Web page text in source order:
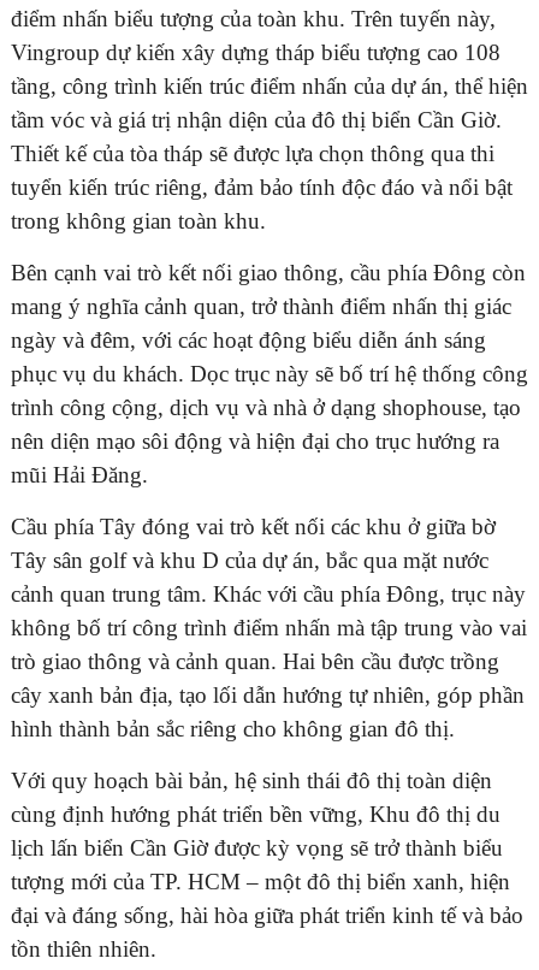
điểm nhấn biểu tượng của toàn khu. Trên tuyến này,
Vingroup dự kiến xây dựng tháp biểu tượng cao 108
tầng, công trình kiến trúc điểm nhấn của dự án, thể hiện
tầm vóc và giá trị nhận diện của đô thị biển Cần Giờ.
Thiết kế của tòa tháp sẽ được lựa chọn thông qua thi
tuyển kiến trúc riêng, đảm bảo tính độc đáo và nổi bật
trong không gian toàn khu.
Bên cạnh vai trò kết nối giao thông, cầu phía Đông còn
mang ý nghĩa cảnh quan, trở thành điểm nhấn thị giác
ngày và đêm, với các hoạt động biểu diễn ánh sáng
phục vụ du khách. Dọc trục này sẽ bố trí hệ thống công
trình công cộng, dịch vụ và nhà ở dạng shophouse, tạo
nên diện mạo sôi động và hiện đại cho trục hướng ra
mũi Hải Đăng.
Cầu phía Tây đóng vai trò kết nối các khu ở giữa bờ
Tây sân golf và khu D của dự án, bắc qua mặt nước
cảnh quan trung tâm. Khác với cầu phía Đông, trục này
không bố trí công trình điểm nhấn mà tập trung vào vai
trò giao thông và cảnh quan. Hai bên cầu được trồng
cây xanh bản địa, tạo lối dẫn hướng tự nhiên, góp phần
hình thành bản sắc riêng cho không gian đô thị.
Với quy hoạch bài bản, hệ sinh thái đô thị toàn diện
cùng định hướng phát triển bền vững, Khu đô thị du
lịch lấn biển Cần Giờ được kỳ vọng sẽ trở thành biểu
tượng mới của TP. HCM – một đô thị biển xanh, hiện
đại và đáng sống, hài hòa giữa phát triển kinh tế và bảo
tồn thiên nhiên.
ĐĂNG KÝ TƯ VẤN MIỄN PHÍ